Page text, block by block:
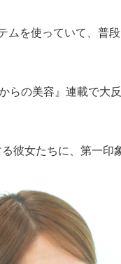
ムを使っていて、普
の美容』連載で大反
彼女たちに、第一印